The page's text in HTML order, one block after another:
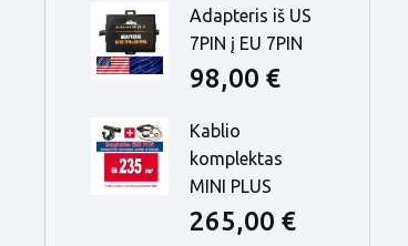
Adapteris iš US
7PIN į EU 7PIN
98,00 €
Kablio
komplektas
MINI PLUS
265,00 €